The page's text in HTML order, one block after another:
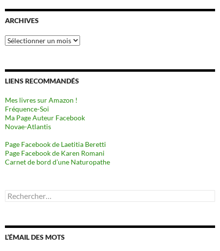
ARCHIVES
Archives
LIENS RECOMMANDÉS
Mes livres sur Amazon !
Fréquence-Soi
Ma Page Auteur Facebook
Novae-Atlantis
Page Facebook de Laetitia Beretti
Page Facebook de Karen Romani
Carnet de bord d’une Naturopathe
Rechercher :
L’ÉMAIL DES MOTS